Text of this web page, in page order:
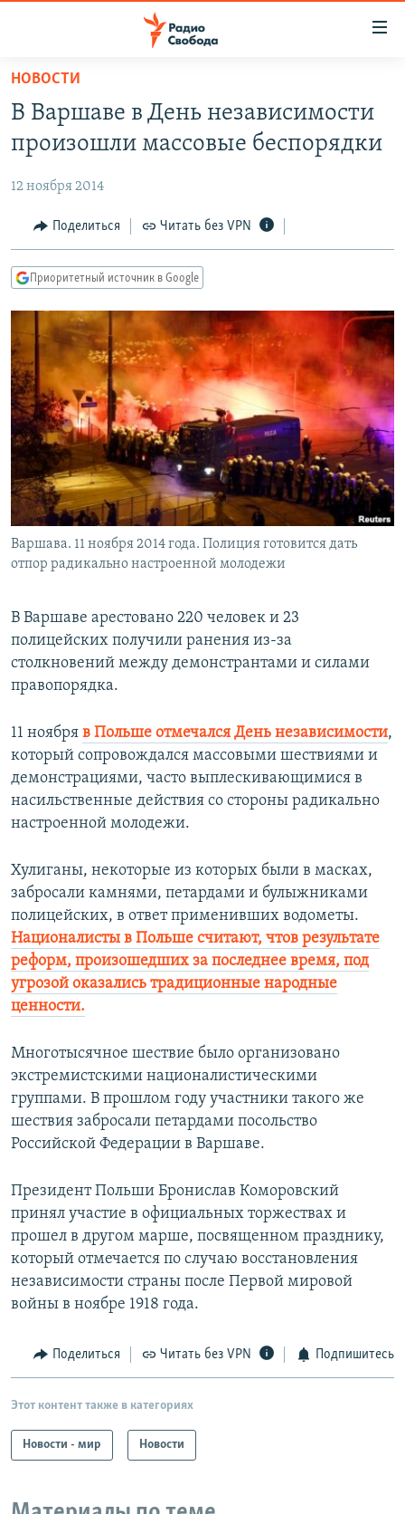
упрощенного
доступа
основному
Вернутся
главной
навигации
Вернутся
поиску
ПОДКАСТЫ
АВТОРСКИЕ ПРОЕКТЫ
ЦИТАТЫ СВОБОДЫ
МНЕНИЯ
IDEL.РЕАЛИИ
КАВКАЗ.РЕАЛИИ
СЕВЕР.РЕАЛИИ
СИБИРЬ.РЕАЛИИ
РАСПИСАНИЕ ВЕЩАНИЯ
ПОДПИШИТЕСЬ НА РАССЫЛКУ
СОЦИАЛЬНЫЕ СЕТИ
Все сайты РСЕ/РС
НОВОСТИ
В Варшаве в День независимости
произошли массовые беспорядки
12 ноября 2014
Поделиться Читать без VPN
Приоритетный источник в Google
Варшава. 11 ноября 2014 года. Полиция готовится дать
отпор радикально настроенной молодежи
В Варшаве арестовано 220 человек и 23
полицейских получили ранения из-за
столкновений между демонстрантами и силами
правопорядка.
11 ноября в Польше отмечался День независимости,
который сопровождался массовыми шествиями и
демонстрациями, часто выплескивающимися в
насильственные действия со стороны радикально
настроенной молодежи.
Хулиганы, некоторые из которых были в масках,
забросали камнями, петардами и булыжниками
полицейских, в ответ применивших водометы.
Националисты в Польше считают, чтов результате
реформ, произошедших за последнее время, под
угрозой оказались традиционные народные
ценности.
Многотысячное шествие было организовано
экстремистскими националистическими
группами. В прошлом году участники такого же
шествия забросали петардами посольство
Российской Федерации в Варшаве.
Президент Польши Бронислав Коморовский
принял участие в официальных торжествах и
прошел в другом марше, посвященном празднику,
который отмечается по случаю восстановления
независимости страны после Первой мировой
войны в ноябре 1918 года.
Поделиться Читать без VPN Подпишитесь
Этот контент также в категориях
Новости - мир Новости